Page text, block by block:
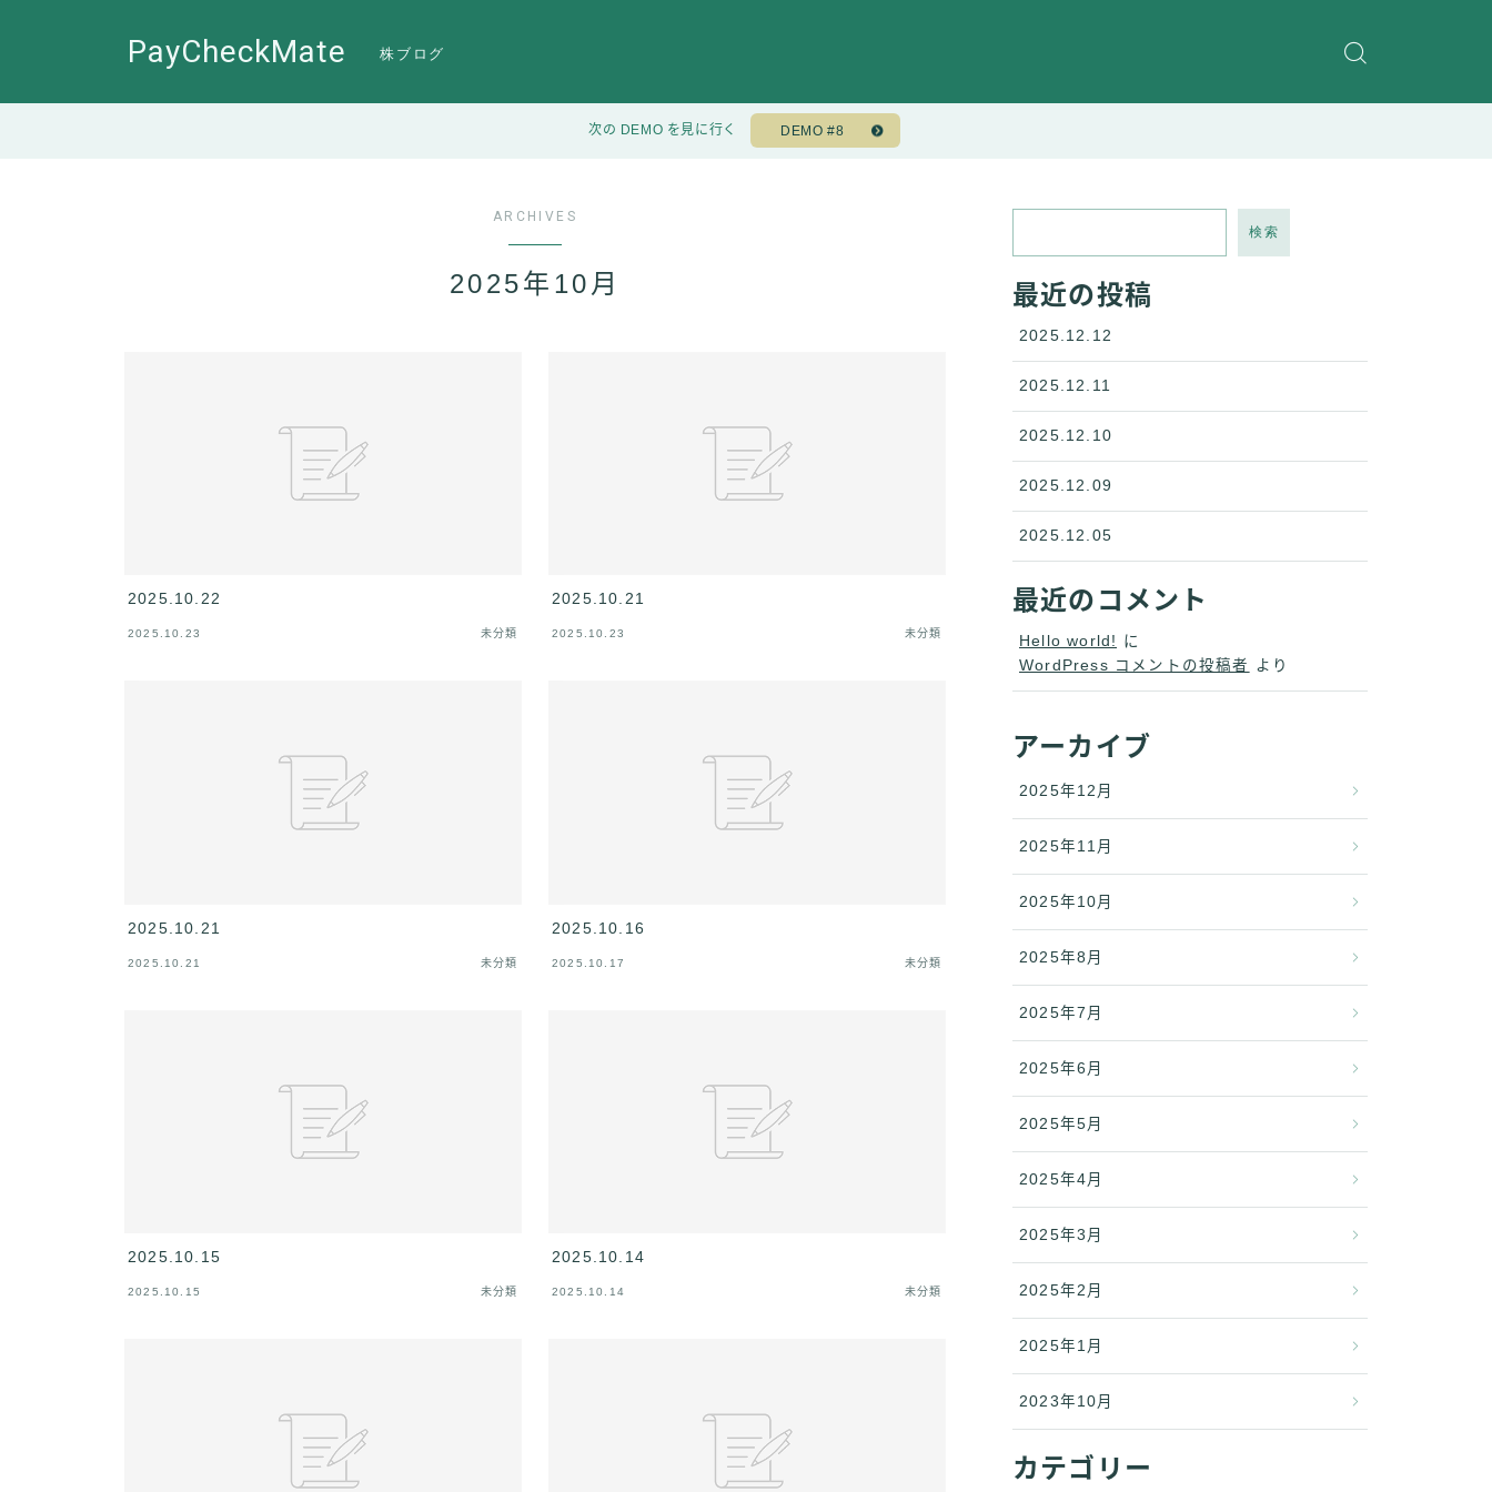
PayCheckMate 株ブログ
次の DEMO を見に行く DEMO #8
ARCHIVES
2025年10月
2025.10.22
2025.10.23 未分類
2025.10.21
2025.10.23 未分類
2025.10.21
2025.10.21 未分類
2025.10.16
2025.10.17 未分類
2025.10.15
2025.10.15 未分類
2025.10.14
2025.10.14 未分類
検索
最近の投稿
2025.12.12
2025.12.11
2025.12.10
2025.12.09
2025.12.05
最近のコメント
Hello world! に
WordPress コメントの投稿者 より
アーカイブ
2025年12月
2025年11月
2025年10月
2025年8月
2025年7月
2025年6月
2025年5月
2025年4月
2025年3月
2025年2月
2025年1月
2023年10月
カテゴリー